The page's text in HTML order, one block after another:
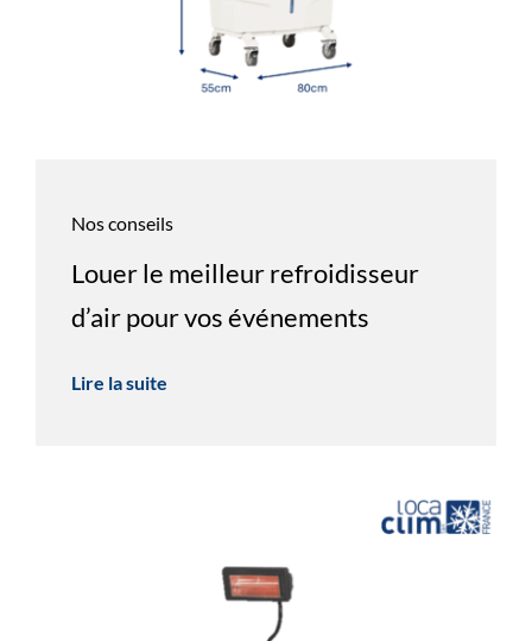
Nos conseils
Louer le meilleur refroidisseur
d’air pour vos événements
Lire la suite